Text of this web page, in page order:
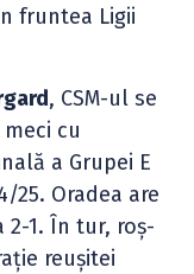
fruntea Ligii
, CSM-ul se
cu
a Grupei E
25. Oradea are
2-1. În tur, roș-
reușitei